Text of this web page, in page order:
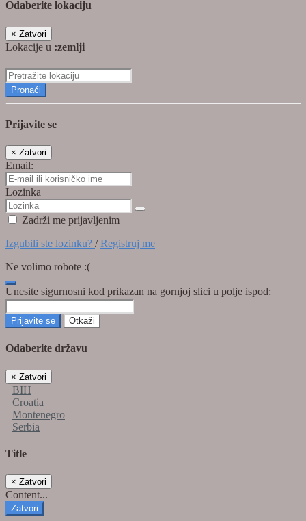
Odaberite lokaciju
× Zatvori
Lokacije u :zemlji
Pronaći
Prijavite se
× Zatvori
Email:
Lozinka
Zadrži me prijavljenim
Izgubili ste lozinku? /Registruj me
Ne volimo robote :(
Unesite sigurnosni kod prikazan na gornjoj slici u polje ispod:
Prijavite se Otkaži
Odaberite državu
× Zatvori
BIH
Croatia
Montenegro
Serbia
Title
× Zatvori
Content...
Zatvori